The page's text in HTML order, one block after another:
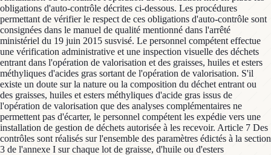
obligations d'auto-contrôle décrites ci-dessous. Les procédures
permettant de vérifier le respect de ces obligations d'auto-contrôle sont
consignées dans le manuel de qualité mentionné dans l'arrêté
ministériel du 19 juin 2015 susvisé. Le personnel compétent effectue
une vérification administrative et une inspection visuelle des déchets
entrant dans l'opération de valorisation et des graisses, huiles et esters
méthyliques d'acides gras sortant de l'opération de valorisation. S'il
existe un doute sur la nature ou la composition du déchet entrant ou
des graisses, huiles et esters méthyliques d'acide gras issus de
l'opération de valorisation que des analyses complémentaires ne
permettent pas d'écarter, le personnel compétent les expédie vers une
installation de gestion de déchets autorisée à les recevoir. Article 7 Des
contrôles sont réalisés sur l'ensemble des paramètres édictés à la section
3 de l'annexe I sur chaque lot de graisse, d'huile ou d'esters